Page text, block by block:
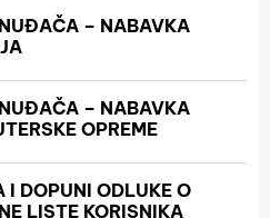
– NABAVKA
– NABAVKA
OPREME
I DOPUNI ODLUKE O
LISTE KORISNIKA